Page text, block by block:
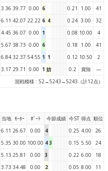
3.36 39.77 0.00 6 0.21 1.00
41
6.11 42.07 22.22 6 4 0.24 3.00
32
4.45 36.07 0.00 1 0.08 10.00
4
5.67 38.73 0.00 6 0.18 1.00
41
6.84 32.37 54.55 1 1 0.12 10.50
2
3.17 29.71 0.00 1 妨 0.2 賞除
—
混戦模様 : 52→5243→5243（計12点）
当地 ﾓｰﾀｰ ﾎﾞｰﾄ 今節成績 今ST 得点 順位
6.11 26.67 0.00 4 0.25 4.00
26
5.35 30.00 100.00 4 3 0.15 5.50
24
5.13 25.81 0.00 3 0.22 6.00
18
3.73 34.48 0.00 2 0.05 8.00
11